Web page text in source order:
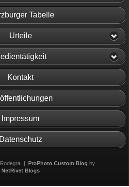
Tabelle
Urteile
Kontakt
Impressum
Datenschutz
| ProPhoto Custom Blog by
NetRivet Blogs